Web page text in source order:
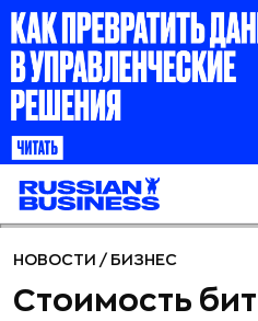
НОВОСТИ / БИЗНЕС
Стоимость